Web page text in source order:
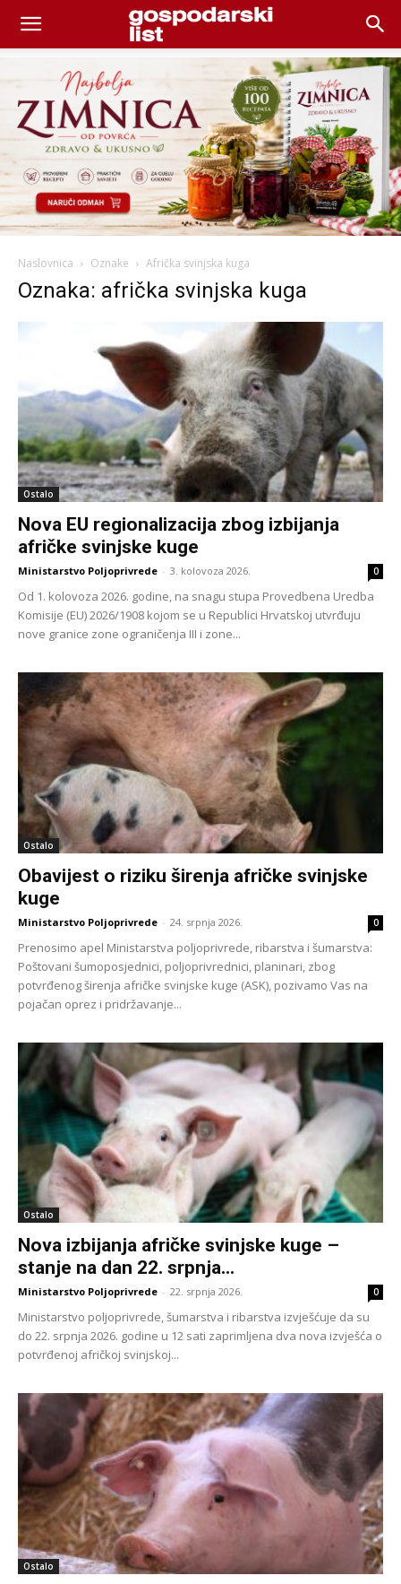
Naslovnica Oznake Afrička svinjska kuga
Oznaka: afrička svinjska kuga
Ostalo
Nova EU regionalizacija zbog izbijanja
afričke svinjske kuge
Ministarstvo Poljoprivrede - 3. kolovoza 2026. 0
Od 1. kolovoza 2026. godine, na snagu stupa Provedbena Uredba
Komisije (EU) 2026/1908 kojom se u Republici Hrvatskoj utvrđuju
nove granice zone ograničenja III i zone...
Ostalo
Obavijest o riziku širenja afričke svinjske
kuge
Ministarstvo Poljoprivrede - 24. srpnja 2026. 0
Prenosimo apel Ministarstva poljoprivrede, ribarstva i šumarstva:
Poštovani šumoposjednici, poljoprivrednici, planinari, zbog
potvrđenog širenja afričke svinjske kuge (ASK), pozivamo Vas na
pojačan oprez i pridržavanje...
Ostalo
Nova izbijanja afričke svinjske kuge –
stanje na dan 22. srpnja...
Ministarstvo Poljoprivrede - 22. srpnja 2026. 0
Ministarstvo poljoprivrede, šumarstva i ribarstva izvješćuje da su
do 22. srpnja 2026. godine u 12 sati zaprimljena dva nova izvješća o
potvrđenoj afričkoj svinjskoj...
Ostalo